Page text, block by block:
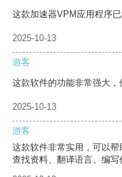
这款加速器VPM应用程序
2025-10-13
游客
这款软件的功能非常强大，
2025-10-13
游客
这款软件非常实用，可以
查找资料、翻译语言、编写